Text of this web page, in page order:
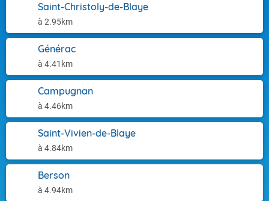
Saint-Christoly-de-Blaye
à 2.95km
Générac
à 4.41km
Campugnan
à 4.46km
Saint-Vivien-de-Blaye
à 4.84km
Berson
à 4.94km